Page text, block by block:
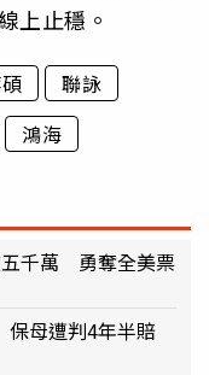
上止穩。
聯詠
鴻海
五千萬 勇奪全美票
母遭判4年半賠